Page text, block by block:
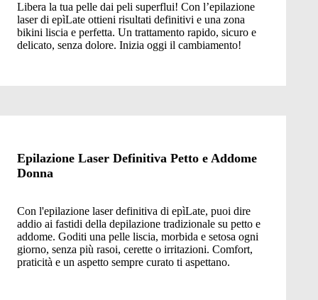
Libera la tua pelle dai peli superflui! Con l’epilazione
laser di epìLate ottieni risultati definitivi e una zona
bikini liscia e perfetta. Un trattamento rapido, sicuro e
delicato, senza dolore. Inizia oggi il cambiamento!
Epilazione Laser Definitiva Petto e Addome
Donna
Con l'epilazione laser definitiva di epìLate, puoi dire
addio ai fastidi della depilazione tradizionale su petto e
addome. Goditi una pelle liscia, morbida e setosa ogni
giorno, senza più rasoi, cerette o irritazioni. Comfort,
praticità e un aspetto sempre curato ti aspettano.